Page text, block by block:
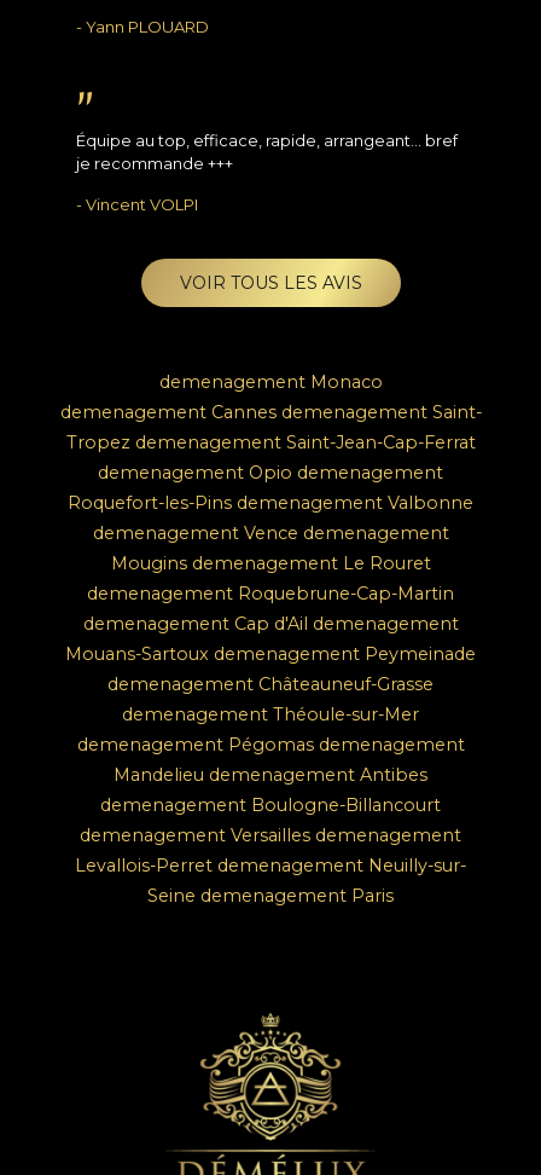
- Yann PLOUARD
"
Équipe au top, efficace, rapide, arrangeant... bref
je recommande +++
- Vincent VOLPI
VOIR TOUS LES AVIS
demenagement Monaco
demenagement Cannes demenagement Saint-
Tropez demenagement Saint-Jean-Cap-Ferrat
demenagement Opio demenagement
Roquefort-les-Pins demenagement Valbonne
demenagement Vence demenagement
Mougins demenagement Le Rouret
demenagement Roquebrune-Cap-Martin
demenagement Cap d'Ail demenagement
Mouans-Sartoux demenagement Peymeinade
demenagement Châteauneuf-Grasse
demenagement Théoule-sur-Mer
demenagement Pégomas demenagement
Mandelieu demenagement Antibes
demenagement Boulogne-Billancourt
demenagement Versailles demenagement
Levallois-Perret demenagement Neuilly-sur-
Seine demenagement Paris